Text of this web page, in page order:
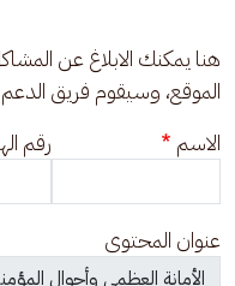
هنا يمكنك الابلاغ عن
الموقع، وسيقوم فريق
الاسم
رقم
عنوان المحتوى